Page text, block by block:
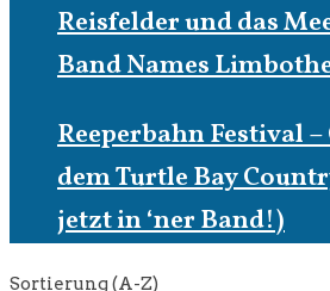
Reisfelder und das
Band Names
Reeperbahn Festival
dem Turtle Bay
jetzt in ‘ner Band!)
Sortierung (A-Z)